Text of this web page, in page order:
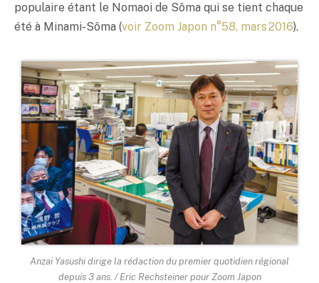
populaire étant le Nomaoi de Sôma qui se tient chaque
été à Minami-Sôma (voir Zoom Japon n°58, mars 2016).
Anzai Yasushi dirige la rédaction du premier quotidien régional
depuis 3 ans. / Eric Rechsteiner pour Zoom Japon